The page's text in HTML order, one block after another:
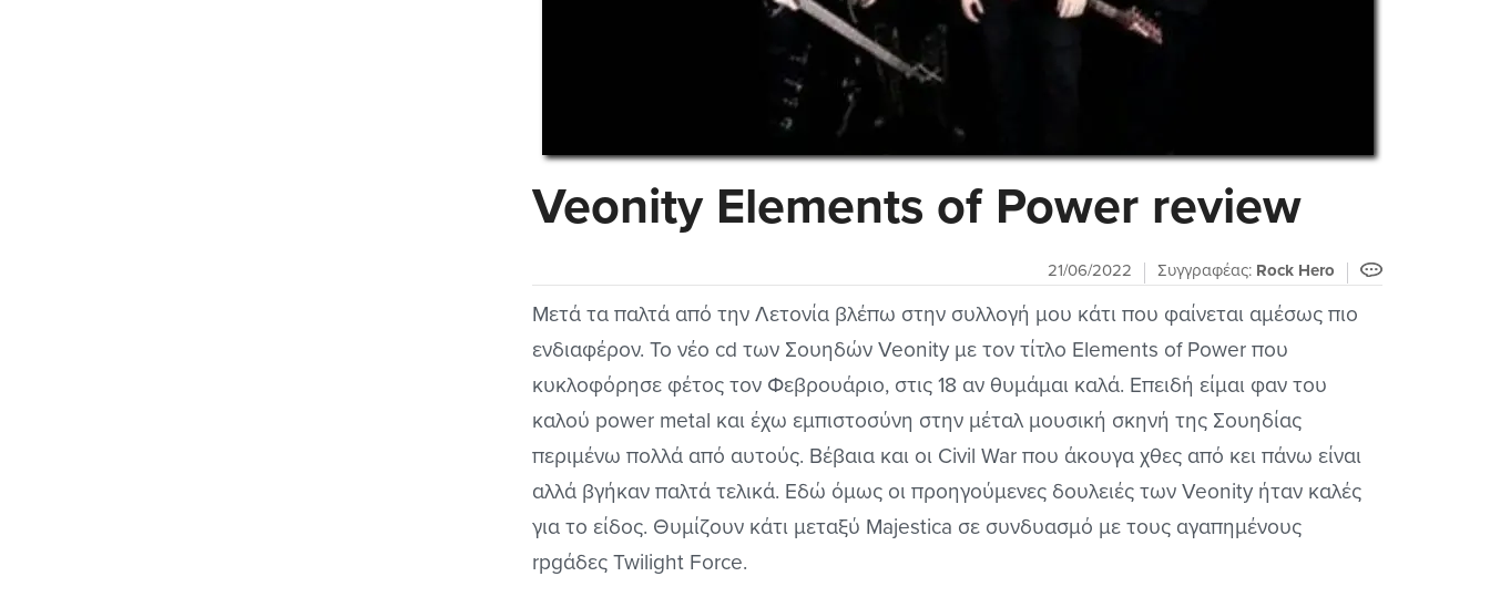
Veonity Elements of Power review
21/06/2022 Συγγραφέας: Rock Hero
Μετά τα παλτά από την Λετονία βλέπω στην συλλογή μου κάτι που φαίνεται αμέσως πιο
ενδιαφέρον. Το νέο cd των Σουηδών Veonity με τον τίτλο Elements of Power που
κυκλοφόρησε φέτος τον Φεβρουάριο, στις 18 αν θυμάμαι καλά. Επειδή είμαι φαν του
καλού power metal και έχω εμπιστοσύνη στην μέταλ μουσική σκηνή της Σουηδίας
περιμένω πολλά από αυτούς. Βέβαια και οι Civil War που άκουγα χθες από κει πάνω είναι
αλλά βγήκαν παλτά τελικά. Εδώ όμως οι προηγούμενες δουλειές των Veonity ήταν καλές
για το είδος. Θυμίζουν κάτι μεταξύ Majestica σε συνδυασμό με τους αγαπημένους
rpgάδες Twilight Force.